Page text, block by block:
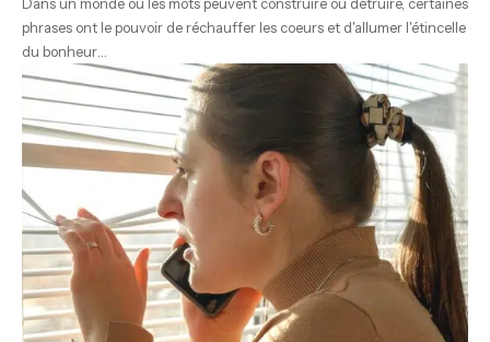
phrases ont le pouvoir de réchauffer les coeurs et d'allumer l'étincelle
du bonheur